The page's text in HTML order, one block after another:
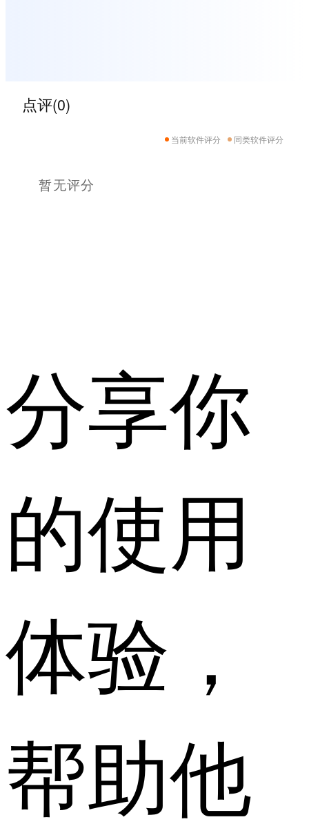
点评(0)
当前软件评分 同类软件评分
暂无评分
分享你
的使用
体验，
帮助他